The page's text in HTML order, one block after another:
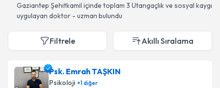
Gaziantep Şehitkamil içinde toplam 3 Utangaçlık ve sosyal kaygı
uygulayan doktor - uzman bulundu
Filtrele Akıllı Sıralama
Psk. Emrah TAŞKIN
Psikoloji +1diğer